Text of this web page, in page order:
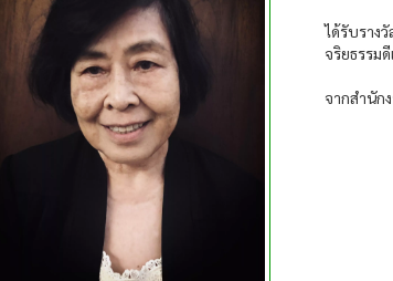
ได้รับราง
จริยธรรม
จากสำนัก